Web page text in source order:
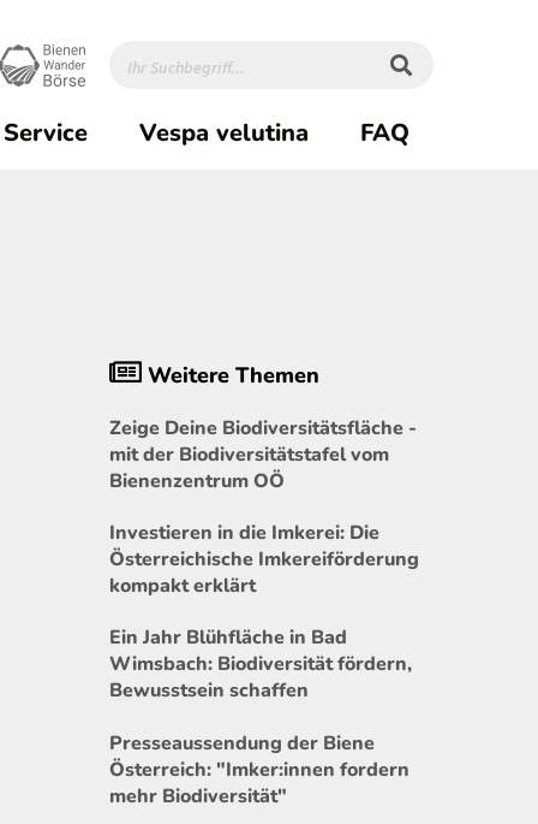
Service Vespa velutina FAQ
Weitere Themen
Zeige Deine Biodiversitätsfläche -
mit der Biodiversitätstafel vom
Bienenzentrum OÖ
Investieren in die Imkerei: Die
Österreichische Imkereiförderung
kompakt erklärt
Ein Jahr Blühfläche in Bad
Wimsbach: Biodiversität fördern,
Bewusstsein schaffen
Presseaussendung der Biene
Österreich: "Imker:innen fordern
mehr Biodiversität"